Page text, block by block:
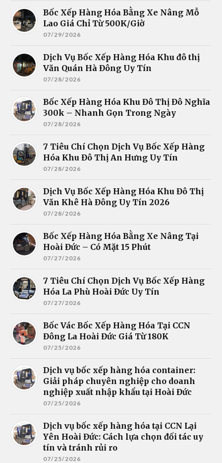
Bốc Xếp Hàng Hóa Bằng Xe Nâng Mỗ
Lao Giá Chỉ Từ 500K/Giờ
07/29/2026
Dịch Vụ Bốc Xếp Hàng Hóa Khu đô thị
Văn Quán Hà Đông Uy Tín
07/28/2026
Bốc Xếp Hàng Hóa Khu Đô Thị Đô Nghĩa
300k – Nhanh Gọn Trong Ngày
07/28/2026
7 Tiêu Chí Chọn Dịch Vụ Bốc Xếp Hàng
Hóa Khu Đô Thị An Hưng Uy Tín
07/28/2026
Dịch Vụ Bốc Xếp Hàng Hóa Khu Đô Thị
Văn Khê Hà Đông Uy Tín 2026
07/28/2026
Bốc Xếp Hàng Hóa Bằng Xe Nâng Tại
Hoài Đức – Có Mặt 15 Phút
07/27/2026
7 Tiêu Chí Chọn Dịch Vụ Bốc Xếp Hàng
Hóa La Phù Hoài Đức Uy Tín
07/27/2026
Bốc Vác Bốc Xếp Hàng Hóa Tại CCN
Đông La Hoài Đức Giá Từ 180K
07/25/2026
Dịch vụ bốc xếp hàng hóa container:
Giải pháp chuyên nghiệp cho doanh
nghiệp xuất nhập khẩu tại Hoài Đức
07/25/2026
Dịch vụ bốc xếp hàng hóa tại CCN Lại
Yên Hoài Đức: Cách lựa chọn đối tác uy
tín và tránh rủi ro
07/25/2026